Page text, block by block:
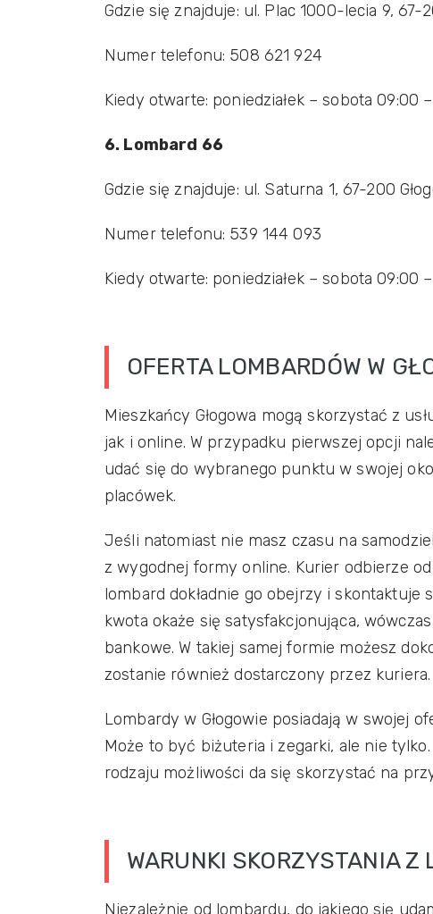
Gdzie się znajduje: ul. Plac 1000-lecia 9, 67-
Numer telefonu: 508 621 924
Kiedy otwarte: poniedziałek – sobota 09:00
6. Lombard 66
Gdzie się znajduje: ul. Saturna 1, 67-200
Numer telefonu: 539 144 093
Kiedy otwarte: poniedziałek – sobota 09:00
OFERTA LOMBARDÓW W
Mieszkańcy Głogowa mogą skorzystać z
jak i online. W przypadku pierwszej opcji
udać się do wybranego punktu w swojej
placówek.
Jeśli natomiast nie masz czasu na
z wygodnej formy online. Kurier odbierze
lombard dokładnie go obejrzy i
kwota okaże się satysfakcjonująca,
bankowe. W takiej samej formie możesz
zostanie również dostarczony przez kuriera.
Lombardy w Głogowie posiadają w swojej
Może to być biżuteria i zegarki, ale nie
rodzaju możliwości da się skorzystać na
WARUNKI SKORZYSTANIA Z
Niezależnie od lombardu, do jakiego się